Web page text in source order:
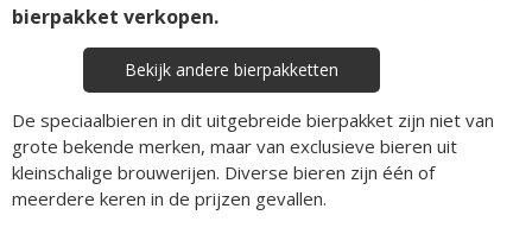
bierpakket verkopen.
Bekijk andere bierpakketten
De speciaalbieren in dit uitgebreide bierpakket zijn niet van
grote bekende merken, maar van exclusieve bieren uit
kleinschalige brouwerijen. Diverse bieren zijn één of
meerdere keren in de prijzen gevallen.